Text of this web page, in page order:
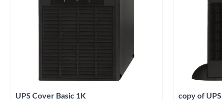
UPS Cover Basic 1K copy of